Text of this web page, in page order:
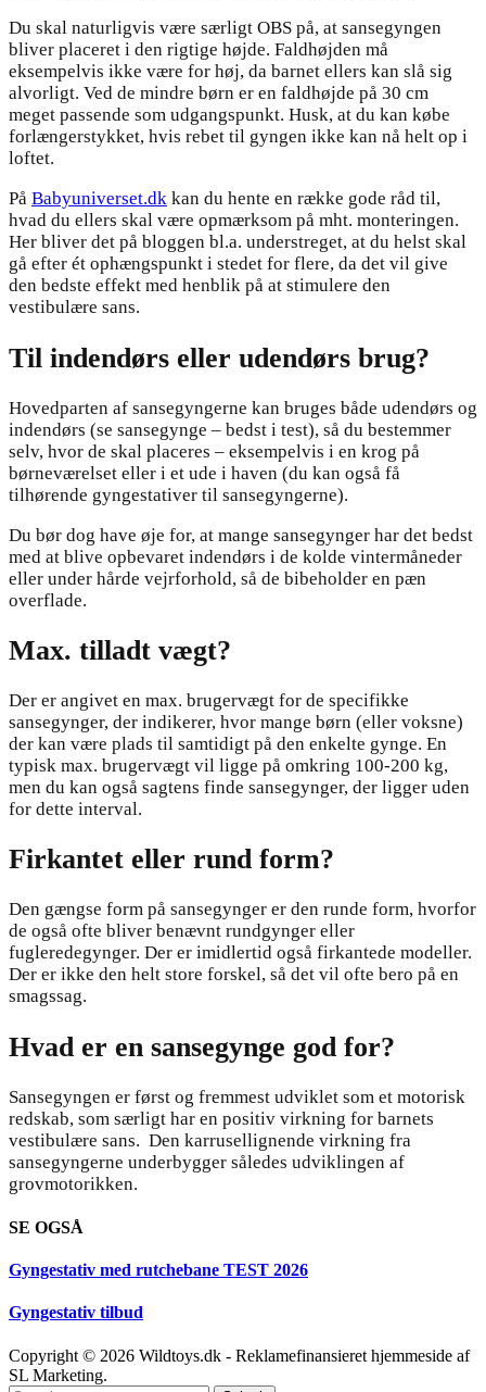
Du skal naturligvis være særligt OBS på, at sansegyngen
bliver placeret i den rigtige højde. Faldhøjden må
eksempelvis ikke være for høj, da barnet ellers kan slå sig
alvorligt. Ved de mindre børn er en faldhøjde på 30 cm
meget passende som udgangspunkt. Husk, at du kan købe
forlængerstykket, hvis rebet til gyngen ikke kan nå helt op i
loftet.
På Babyuniverset.dk kan du hente en række gode råd til,
hvad du ellers skal være opmærksom på mht. monteringen.
Her bliver det på bloggen bl.a. understreget, at du helst skal
gå efter ét ophængspunkt i stedet for flere, da det vil give
den bedste effekt med henblik på at stimulere den
vestibulære sans.
Til indendørs eller udendørs brug?
Hovedparten af sansegyngerne kan bruges både udendørs og
indendørs (se sansegynge – bedst i test), så du bestemmer
selv, hvor de skal placeres – eksempelvis i en krog på
børneværelset eller i et ude i haven (du kan også få
tilhørende gyngestativer til sansegyngerne).
Du bør dog have øje for, at mange sansegynger har det bedst
med at blive opbevaret indendørs i de kolde vintermåneder
eller under hårde vejrforhold, så de bibeholder en pæn
overflade.
Max. tilladt vægt?
Der er angivet en max. brugervægt for de specifikke
sansegynger, der indikerer, hvor mange børn (eller voksne)
der kan være plads til samtidigt på den enkelte gynge. En
typisk max. brugervægt vil ligge på omkring 100-200 kg,
men du kan også sagtens finde sansegynger, der ligger uden
for dette interval.
Firkantet eller rund form?
Den gængse form på sansegynger er den runde form, hvorfor
de også ofte bliver benævnt rundgynger eller
fugleredegynger. Der er imidlertid også firkantede modeller.
Der er ikke den helt store forskel, så det vil ofte bero på en
smagssag.
Hvad er en sansegynge god for?
Sansegyngen er først og fremmest udviklet som et motorisk
redskab, som særligt har en positiv virkning for barnets
vestibulære sans. Den karrusellignende virkning fra
sansegyngerne underbygger således udviklingen af
grovmotorikken.
SE OGSÅ
Gyngestativ med rutchebane TEST 2026
Gyngestativ tilbud
Copyright © 2026 Wildtoys.dk - Reklamefinansieret hjemmeside af
SL Marketing.